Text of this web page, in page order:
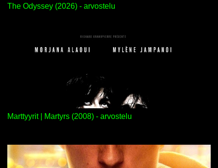
The Odyssey (2026) - arvostelu
Marttyyrit | Martyrs (2008) - arvostelu